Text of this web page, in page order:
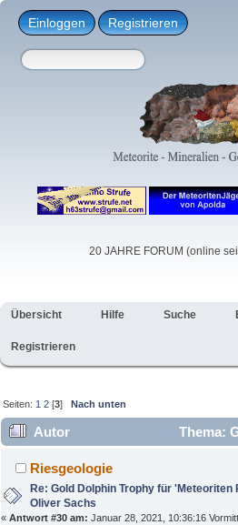
Einloggen Registrieren
20 JAHRE FORUM (online
Übersicht Hilfe Suche
Registrieren
Seiten: 1 2 [3]Nach unten
Autor
Thema:
'Meteoriten Raum' und Dieter
(Gelesen 8062 mal)
Riesgeologie
Re: Gold Dolphin Trophy für 'Meteoriten
Oliver Sachs
« Antwort #30 am: Januar 28, 2021, 10:36:16